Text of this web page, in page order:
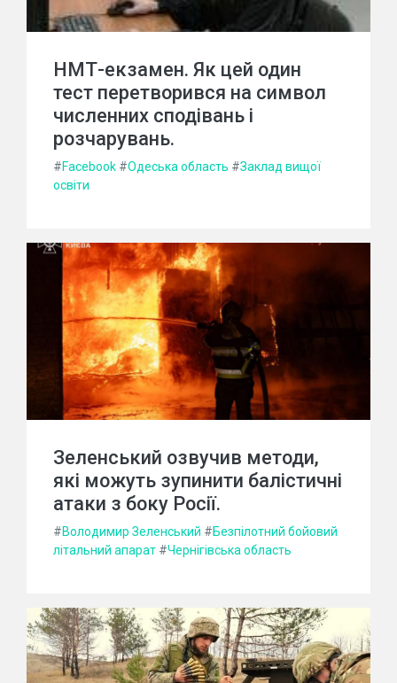
НМТ-екзамен. Як цей один
тест перетворився на символ
численних сподівань і
розчарувань.
#Facebook #Одеська область #Заклад вищої
освіти
Зеленський озвучив методи,
які можуть зупинити балістичні
атаки з боку Росії.
#Володимир Зеленський #Безпілотний бойовий
літальний апарат #Чернігівська область